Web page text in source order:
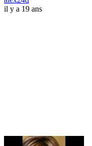
il y a 19 ans